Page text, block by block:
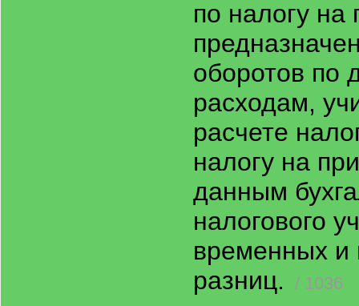
по налогу
оборотов по
расходам,
расчете
налогу на
данным
налогового
временных и
разниц.
/ 1036